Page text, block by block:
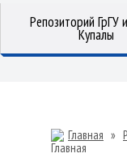
Репозиторий ГрГУ
Купалы
Главная »